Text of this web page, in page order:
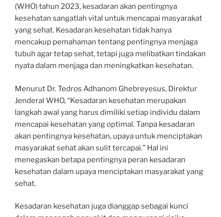
(WHO) tahun 2023, kesadaran akan pentingnya
kesehatan sangatlah vital untuk mencapai masyarakat
yang sehat. Kesadaran kesehatan tidak hanya
mencakup pemahaman tentang pentingnya menjaga
tubuh agar tetap sehat, tetapi juga melibatkan tindakan
nyata dalam menjaga dan meningkatkan kesehatan.
Menurut Dr. Tedros Adhanom Ghebreyesus, Direktur
Jenderal WHO, “Kesadaran kesehatan merupakan
langkah awal yang harus dimiliki setiap individu dalam
mencapai kesehatan yang optimal. Tanpa kesadaran
akan pentingnya kesehatan, upaya untuk menciptakan
masyarakat sehat akan sulit tercapai.” Hal ini
menegaskan betapa pentingnya peran kesadaran
kesehatan dalam upaya menciptakan masyarakat yang
sehat.
Kesadaran kesehatan juga dianggap sebagai kunci